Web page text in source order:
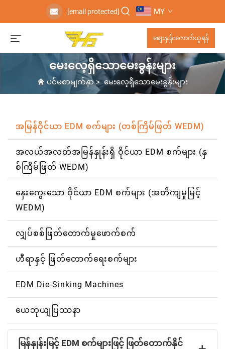
[email protected] MY
စျေးနှုန်းကောက်ယူရန်
မေးလေ့ရှိသောမေးခွန်းများ
ပင်မစာမျက်နှာ>မေးလေ့ရှိသောမေးခွန်းများ
အမြန်ဝိုင်ယာ EDM စက်များ (တစ်ကြိမ်ဖြတ် WEDM)
အလယ်အလတ်အမြန်နှုန်းရှိ ဝိုင်ယာ EDM စက်များ (နှ
စ်ကြိမ်ဖြတ် WEDM)
နှေးကွေးသော ဝိုင်ယာ EDM စက်များ (အတိကျမှုမြင့်
WEDM)
လျှပ်စစ်ဖြတ်တောက်မှုဖောက်စက်
ဟီရာနှင့် ဖြတ်တောက်ရေးစက်များ
EDM Die-Sinking Machines
ယေဘုယျပြဿနာ
မြန်နှုန်းမြင့် EDM စက်များဖြင့် ဖြတ်တောက်နိုင်